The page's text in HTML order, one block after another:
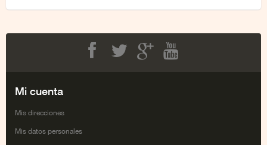
Mi cuenta
Mis direcciones
Mis datos personales